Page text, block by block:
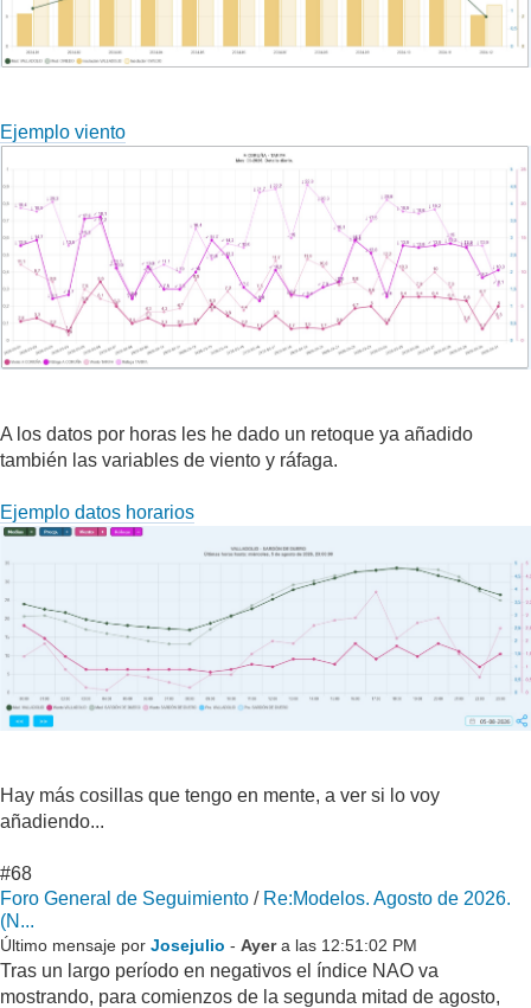
Ejemplo viento
A los datos por horas les he dado un retoque ya añadido
también las variables de viento y ráfaga.
Ejemplo datos horarios
Hay más cosillas que tengo en mente, a ver si lo voy
añadiendo...
#68
Foro General de Seguimiento / Re:Modelos. Agosto de 2026.
(N...
Último mensaje por Josejulio - Ayera las 12:51:02 PM
Tras un largo período en negativos el índice NAO va
mostrando, para comienzos de la segunda mitad de agosto,